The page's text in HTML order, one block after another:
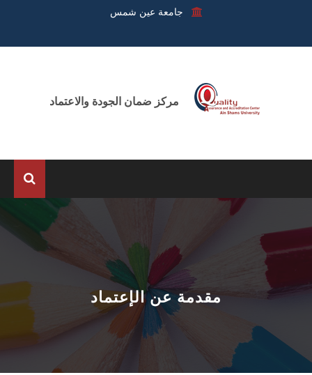
جامعة عين شمس
عن المركز
الوحدات
الانجازات
مقدمة عن الإعتماد